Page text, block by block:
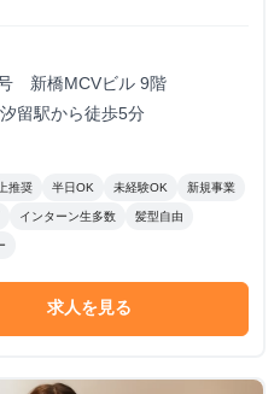
新橋MCVビル 9階
留駅から徒歩5分
推奨 半日OK 未経験OK 新規事業
インターン生多数 髪型自由
求人を見る